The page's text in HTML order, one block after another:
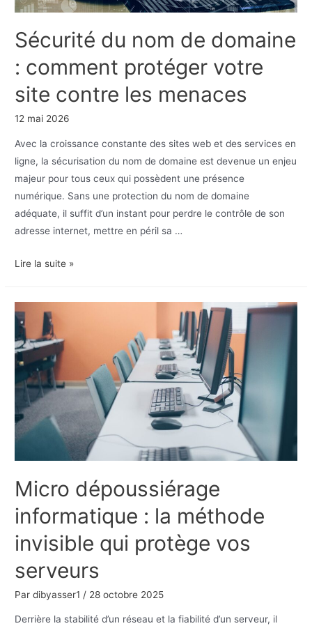
Sécurité du nom de domaine
: comment protéger votre
site contre les menaces
12 mai 2026
Avec la croissance constante des sites web et des services en
ligne, la sécurisation du nom de domaine est devenue un enjeu
majeur pour tous ceux qui possèdent une présence
numérique. Sans une protection du nom de domaine
adéquate, il suffit d’un instant pour perdre le contrôle de son
adresse internet, mettre en péril sa …
Sécurité
de
domaine
:
comment
protéger
votre
site
contre
Lire la suite »
Micro dépoussiérage
informatique : la méthode
invisible qui protège vos
serveurs
Pardibyasser1 / 28 octobre 2025
Derrière la stabilité d’un réseau et la fiabilité d’un serveur, il